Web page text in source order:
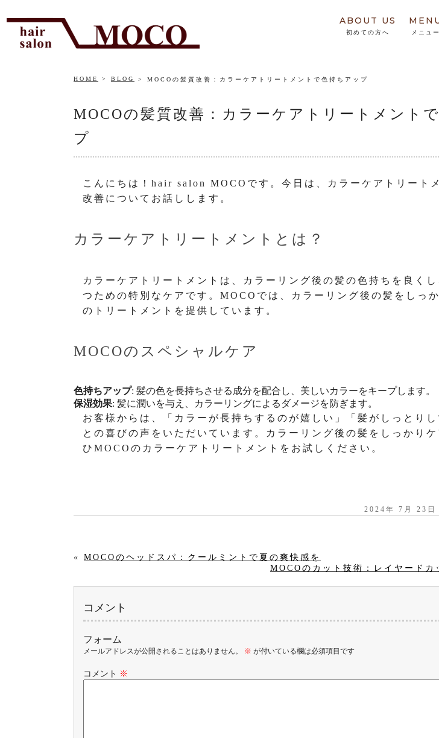
ABOUT US
初めての方へ メニュー
HOME BLOG MOCOの髪質改善：カラーケアトリートメントで色持ちアップ
MOCOの髪質改善：カラーケアトリートメント
プ
こんにちは！hair salon MOCOです。今日は、カラーケアトリート
改善についてお話しします。
カラーケアトリートメントとは？
カラーケアトリートメントは、カラーリング後の髪の色持ちを良く
つための特別なケアです。MOCOでは、カラーリング後の髪をしっ
のトリートメントを提供しています。
MOCOのスペシャルケア
色持ちアップ: 髪の色を長持ちさせる成分を配合し、美しいカラーをキープします。
保湿効果: 髪に潤いを与え、カラーリングによるダメージを防ぎます。
お客様からは、「カラーが長持ちするのが嬉しい」「髪がしっとりし
との喜びの声をいただいています。カラーリング後の髪をしっかり
ひMOCOのカラーケアトリートメントをお試しください。
2024年 7月 23日
« MOCOのヘッドスパ：クールミントで夏の爽快感を
MOCOのカット技術：レイヤードカ
コメント
フォーム
メールアドレスが公開されることはありません。 ※ が付いている欄は必須項目です
コメント ※